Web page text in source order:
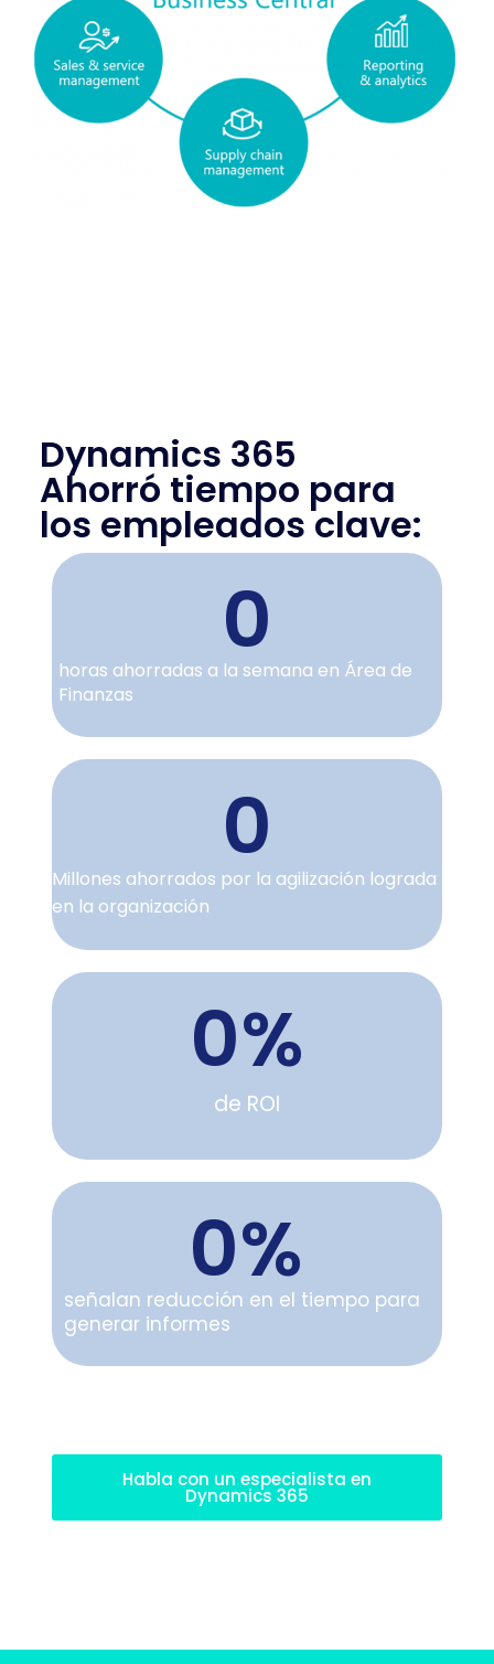
Dynamics 365
Ahorró tiempo para
los empleados clave:
horas ahorradas a la semana en Área de
Finanzas
0
Millones ahorrados por la agilización lograda
en la organización
0
de ROI
0%
señalan reducción en el tiempo para
generar informes
0%
Habla con un especialista en
Dynamics 365